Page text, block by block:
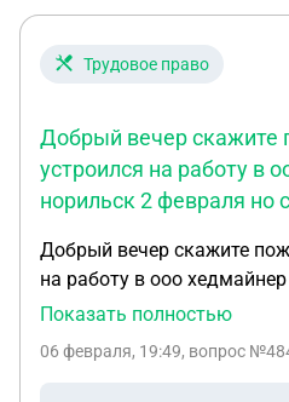
Трудовое право
Добрый вечер скажите
устроился на работу в
норильск 2 февраля но
Добрый вечер скажите
на работу в ооо
февраля но спец одежду не
как должны оплачиваться
Показать полностью
06 февраля, 19:49, вопрос